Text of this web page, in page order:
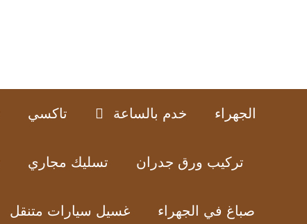
الجهراء خدم بالساعة تاكسي
تركيب ورق جدران تسليك مجاري
صباغ في الجهراء غسيل سيارات متنقل